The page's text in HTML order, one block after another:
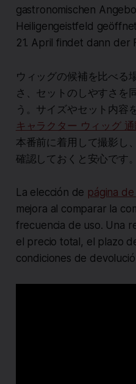
gastronomischen
Heiligengeistfeld
21. April findet dann der
ウィッグの候補を比べる
さ、セットのしやすさを
う。サイズやセット内容
キャラクター ウィッグ 通
本番前に着用して撮影し
確認しておくと安心です。
La elección de página
mejora al comparar la
frecuencia de uso. Una
el precio total, el plazo
condiciones de